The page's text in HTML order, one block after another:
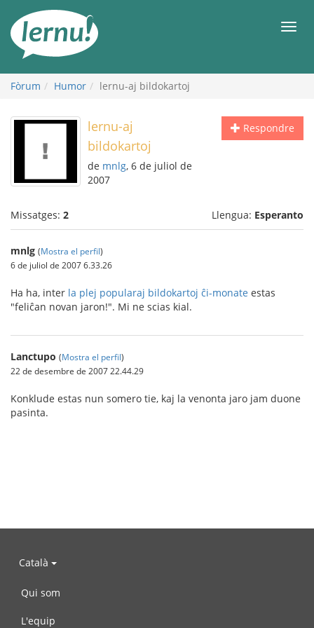
contingut
Fòrum Humor lernu-aj bildokartoj
Respondre
lernu-aj
bildokartoj
de mnlg, 6 de juliol de
2007
Missatges: 2 Llengua: Esperanto
mnlg (Mostra el perfil)
6 de juliol de 2007 6.33.26
Ha ha, inter la plej popularaj bildokartoj ĉi-monate estas
"feliĉan novan jaron!". Mi ne scias kial.
Lanctupo (Mostra el perfil)
22 de desembre de 2007 22.44.29
Konklude estas nun somero tie, kaj la venonta jaro jam duone
pasinta.
Català
Qui som
L'equip